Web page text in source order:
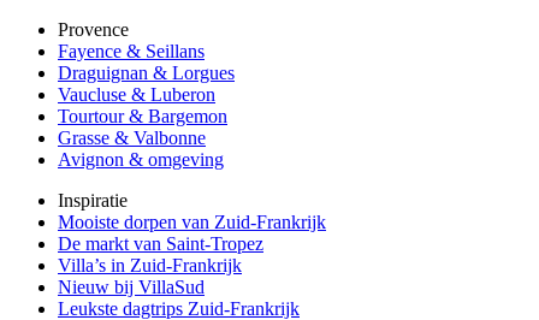
Provence
Fayence & Seillans
Draguignan & Lorgues
Vaucluse & Luberon
Tourtour & Bargemon
Grasse & Valbonne
Avignon & omgeving
Inspiratie
Mooiste dorpen van Zuid-Frankrijk
De markt van Saint-Tropez
Villa’s in Zuid-Frankrijk
Nieuw bij VillaSud
Leukste dagtrips Zuid-Frankrijk